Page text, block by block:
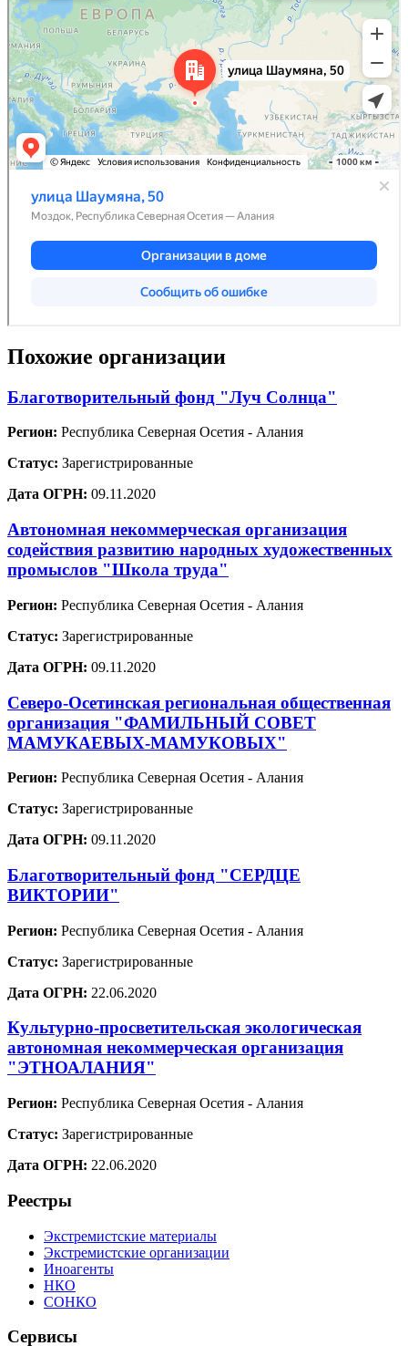
Похожие организации
Благотворительный фонд "Луч Солнца"
Регион: Республика Северная Осетия - Алания
Статус: Зарегистрированные
Дата ОГРН: 09.11.2020
Автономная некоммерческая организация
содействия развитию народных художественных
промыслов "Школа труда"
Регион: Республика Северная Осетия - Алания
Статус: Зарегистрированные
Дата ОГРН: 09.11.2020
Северо-Осетинская региональная общественная
организация "ФАМИЛЬНЫЙ СОВЕТ
МАМУКАЕВЫХ-МАМУКОВЫХ"
Регион: Республика Северная Осетия - Алания
Статус: Зарегистрированные
Дата ОГРН: 09.11.2020
Благотворительный фонд "СЕРДЦЕ
ВИКТОРИИ"
Регион: Республика Северная Осетия - Алания
Статус: Зарегистрированные
Дата ОГРН: 22.06.2020
Культурно-просветительская экологическая
автономная некоммерческая организация
"ЭТНОАЛАНИЯ"
Регион: Республика Северная Осетия - Алания
Статус: Зарегистрированные
Дата ОГРН: 22.06.2020
Реестры
Экстремистские материалы
Экстремистские организации
Иноагенты
НКО
СОНКО
Сервисы